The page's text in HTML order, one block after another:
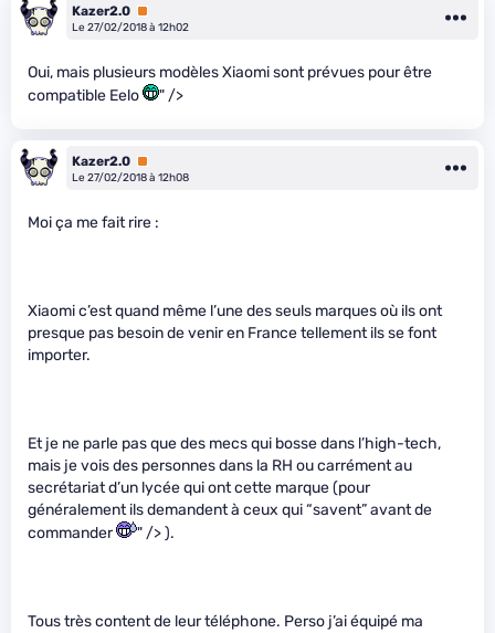
Kazer2.0 Premium
Le 27/02/2018 à 12h02
Oui, mais plusieurs modèles Xiaomi sont prévues pour être
compatible Eelo
" />
Kazer2.0 Premium
Le 27/02/2018 à 12h08
Moi ça me fait rire :
Xiaomi c’est quand même l’une des seuls marques où ils ont
presque pas besoin de venir en France tellement ils se font
importer.
Et je ne parle pas que des mecs qui bosse dans l’high-tech,
mais je vois des personnes dans la RH ou carrément au
secrétariat d’un lycée qui ont cette marque (pour
généralement ils demandent à ceux qui “savent” avant de
commander
" /> ).
Tous très content de leur téléphone. Perso j’ai équipé ma